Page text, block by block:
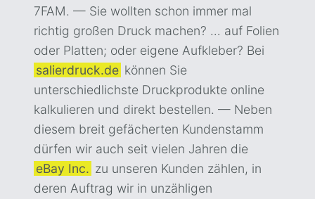
7FAM. — Sie wollten schon immer mal
richtig großen Druck machen? … auf Folien
oder Platten; oder eigene Aufkleber? Bei
salierdruck.de können Sie
unterschiedlichste Druckprodukte online
kalkulieren und direkt bestellen. — Neben
diesem breit gefächerten Kundenstamm
dürfen wir auch seit vielen Jahren die
eBay Inc. zu unseren Kunden zählen, in
deren Auftrag wir in unzähligen